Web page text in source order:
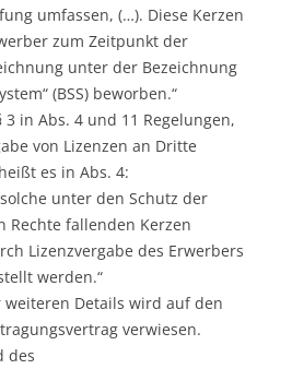
umfassen, (…). Diese Kerzen
zum Zeitpunkt der
unter der Bezeichnung
(BSS) beworben.“
in Abs. 4 und 11 Regelungen,
von Lizenzen an Dritte
es in Abs. 4:
unter den Schutz der
Rechte fallenden Kerzen
Lizenzvergabe des Erwerbers
werden.“
Details wird auf den
verwiesen.
des